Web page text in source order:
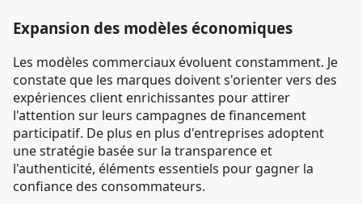
Expansion des modèles économiques
Les modèles commerciaux évoluent constamment. Je
constate que les marques doivent s'orienter vers des
expériences client enrichissantes pour attirer
l'attention sur leurs campagnes de financement
participatif. De plus en plus d'entreprises adoptent
une stratégie basée sur la transparence et
l'authenticité, éléments essentiels pour gagner la
confiance des consommateurs.